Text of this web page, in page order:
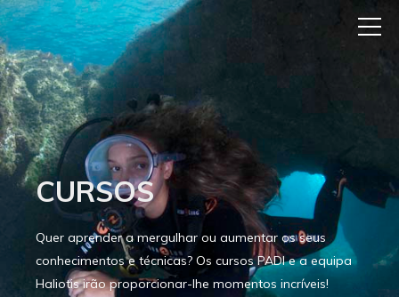
CURSOS
Quer aprender a mergulhar ou aumentar os seus
conhecimentos e técnicas? Os cursos PADI e a equipa
Haliotis irão proporcionar-lhe momentos incríveis!